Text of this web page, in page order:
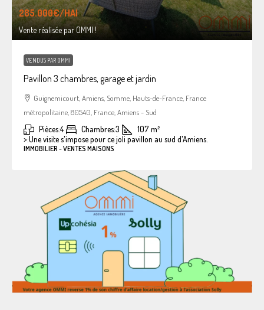
285.000€/HAI
Vente réalisée par OMMI !
VENDUS PAR OMMI
Pavillon 3 chambres, garage et jardin
Guignemicourt, Amiens, Somme, Hauts-de-France, France
métropolitaine, 80540, France, Amiens - Sud
Pièces:4 Chambres:3 107 m²
>:Une visite s'impose pour ce joli pavillon au sud d'Amiens.
IMMOBILIER - VENTES MAISONS